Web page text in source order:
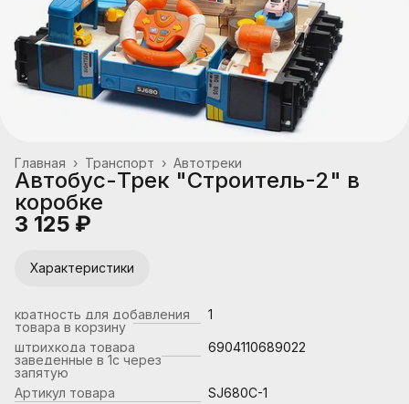
Автотреки
Транспорт ›
Главная ›
Автобус-Трек "Строитель-2" в
коробке
3 125 ₽
Характеристики
кратность для добавления
товара в корзину
1
штрихкода товара
заведенные в 1с через
запятую
6904110689022
Артикул товара
SJ680C-1